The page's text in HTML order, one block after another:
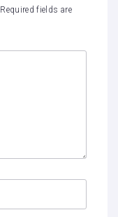
Required fields are